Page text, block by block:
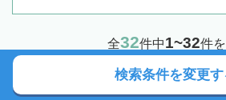
全32件中1~32件
1
検索条件を変更す